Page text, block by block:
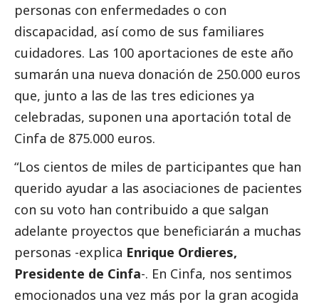
personas con enfermedades o con
discapacidad, así como de sus familiares
cuidadores. Las 100 aportaciones de este año
sumarán una nueva donación de 250.000 euros
que, junto a las de las tres ediciones ya
celebradas, suponen una aportación total de
Cinfa de 875.000 euros.
“Los cientos de miles de participantes que han
querido ayudar a las asociaciones de pacientes
con su voto han contribuido a que salgan
adelante proyectos que beneficiarán a muchas
personas -explica Enrique Ordieres,
Presidente de Cinfa-. En Cinfa, nos sentimos
emocionados una vez más por la gran acogida